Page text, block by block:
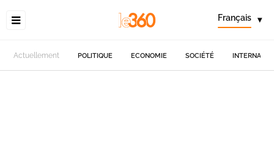
Français ▾
Actuellement POLITIQUE ECONOMIE SOCIÉTÉ